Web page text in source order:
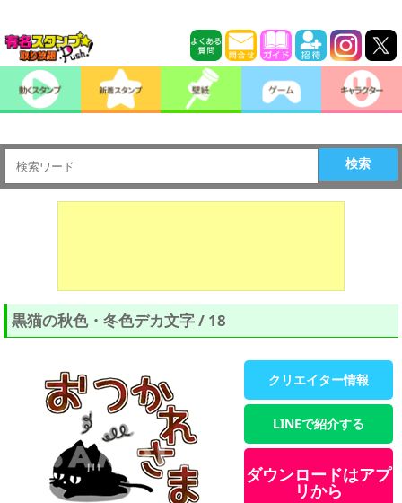
検索
黒猫の秋色・冬色デカ文字 / 18
クリエイター情報
LINEで紹介する
ダウンロードはアプ
リから